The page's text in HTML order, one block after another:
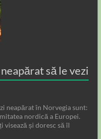
să le vezi
neapărat în Norvegia sunt:
nordică a Europei.
visează și doresc să îl